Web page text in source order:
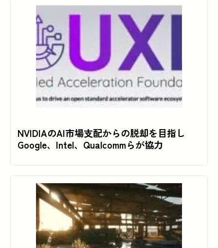
NVIDIAのAI市場支配からの脱却を目指し
Google、Intel、Qualcommらが協力